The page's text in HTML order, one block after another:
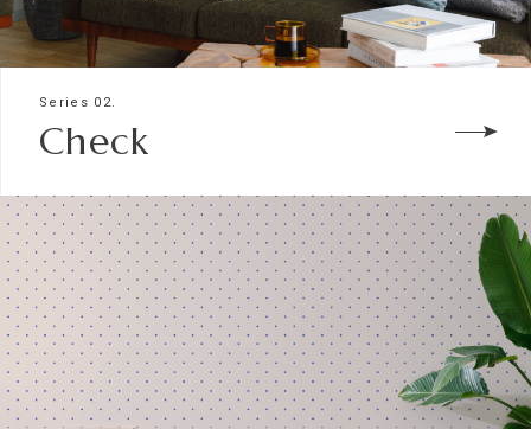
Series 02.
Check